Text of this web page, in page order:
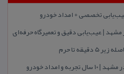
عیب‌یابی تخصصی + امداد خودرو
مشهد | عیب‌یابی دقیق و تعمیرگاه حرفه‌ای
تا حرم
امداد خودرو